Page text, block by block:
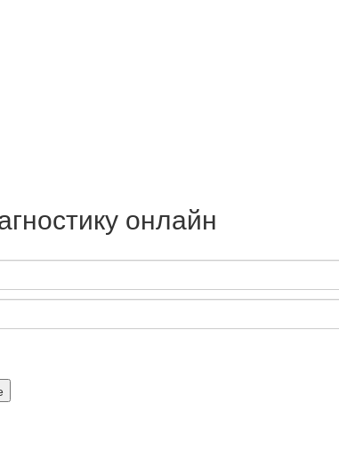
онлайн